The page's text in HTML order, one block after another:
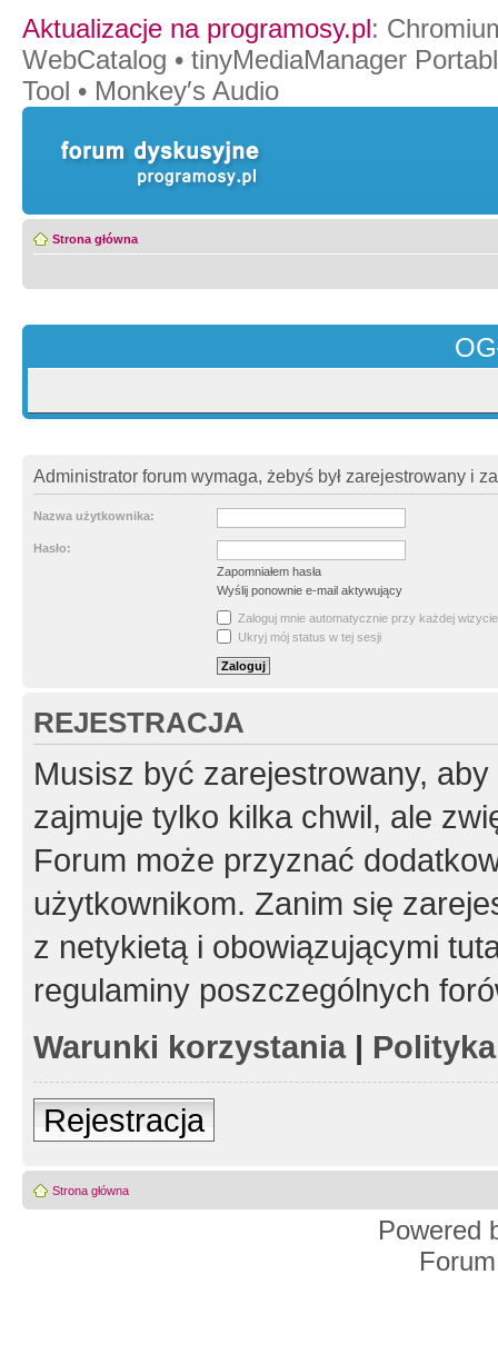
Aktualizacje na programosy.pl:
WebCatalog • tinyMediaManager
Tool • Monkey′s Audio
Strona główna
Administrator forum wymaga, żebyś był zarejestrowany i
Nazwa użytkownika:
Hasło:
Zapomniałem hasła
Wyślij ponownie e-mail aktywujący
Zaloguj mnie automatycznie przy każdej wizycie
Ukryj mój status w tej sesji
REJESTRACJA
Musisz być zarejestrowany,
zajmuje tylko kilka chwil, ale
Forum może przyznać
użytkownikom. Zanim się
z netykietą i obowiązującymi
regulaminy poszczególnych
Warunki korzystania|
Rejestracja
Strona główna
Powered